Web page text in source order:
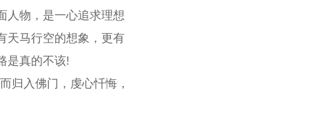
人物，是一心追求理想
天马行空的想象，更有
是真的不该!
归入佛门，虔心忏悔，